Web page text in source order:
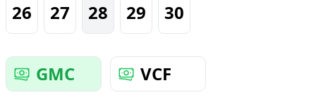
26 27 28 29 30
GMC
VCF